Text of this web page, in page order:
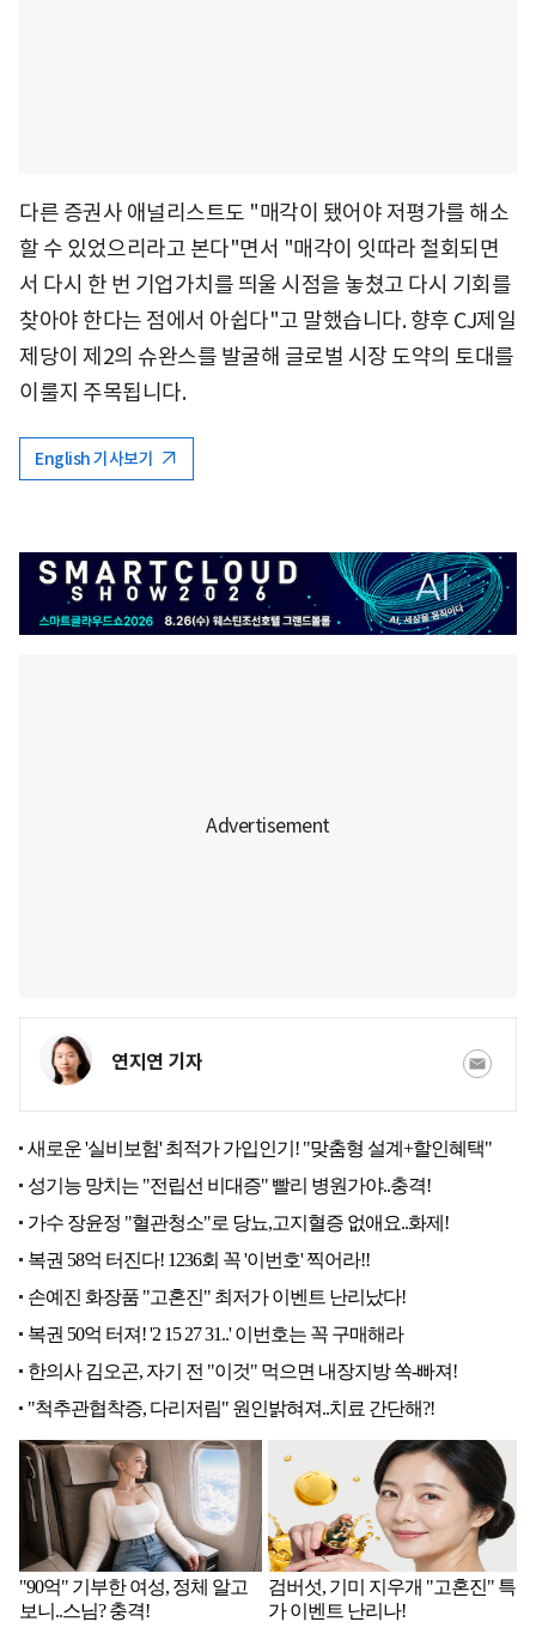
다른 증권사 애널리스트도 "매각이 됐어야 저평가를 해소
할 수 있었으리라고 본다"면서 "매각이 잇따라 철회되면
서 다시 한 번 기업가치를 띄울 시점을 놓쳤고 다시 기회를
찾아야 한다는 점에서 아쉽다"고 말했습니다. 향후 CJ제일
제당이 제2의 슈완스를 발굴해 글로벌 시장 도약의 토대를
이룰지 주목됩니다.
English 기사보기
연지연 기자